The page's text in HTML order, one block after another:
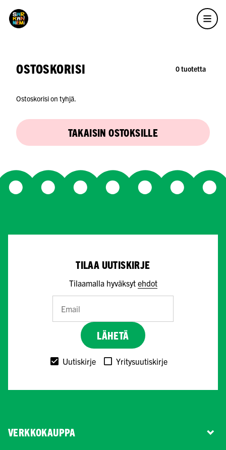
OSTOSKORISI 0 tuotetta
Ostoskorisi on tyhjä.
TAKAISIN OSTOKSILLE
TILAA UUTISKIRJE
Tilaamalla hyväksyt ehdot
LÄHETÄ
Uutiskirje Yritysuutiskirje
VERKKOKAUPPA